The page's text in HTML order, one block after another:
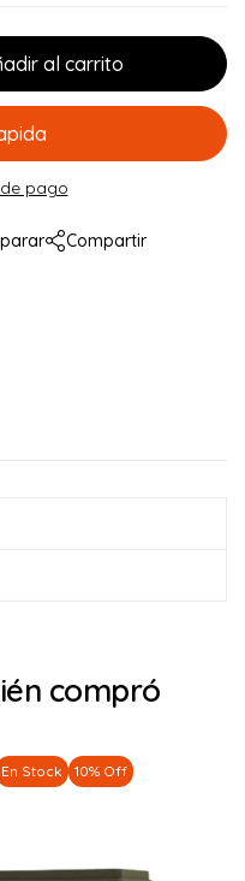
al carrito
pago
Compartir
compró
En Stock 10% Off